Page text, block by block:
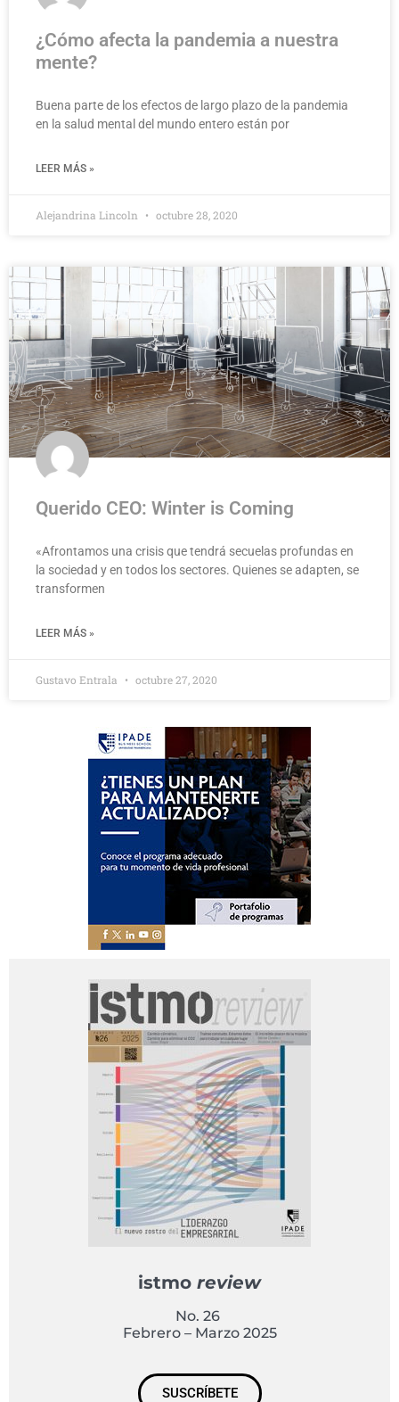
¿Cómo afecta la pandemia a nuestra
mente?
Buena parte de los efectos de largo plazo de la pandemia
en la salud mental del mundo entero están por
LEER MÁS »
Alejandrina Lincoln octubre 28, 2020
Querido CEO: Winter is Coming
«Afrontamos una crisis que tendrá secuelas profundas en
la sociedad y en todos los sectores. Quienes se adapten, se
transformen
LEER MÁS »
Gustavo Entrala octubre 27, 2020
istmo review
No. 26
Febrero – Marzo 2025
SUSCRÍBETE